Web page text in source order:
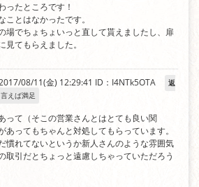
ったところです！
とはなかったです。
場でちょちょいっと直して貰えましたし、扉
てもらえました。
08/11(金) 12:29:41 ID：I4NTk5OTA
返
えば満足
って（そこの営業さんとはとても良い関
あってもちゃんと対処してもらっています。
慣れてないというか新人さんのような雰囲気
取引だとちょっと遠慮しちゃっていただろう